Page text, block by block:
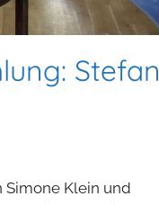
Stefan
Klein und